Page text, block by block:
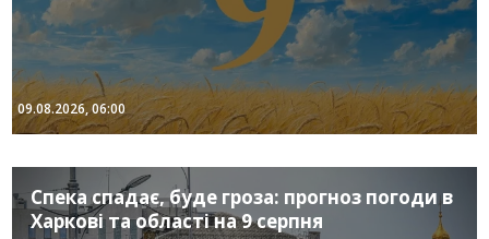
09.08.2026, 06:00
Спека спадає, буде гроза: прогноз погоди в
Харкові та області на 9 серпня